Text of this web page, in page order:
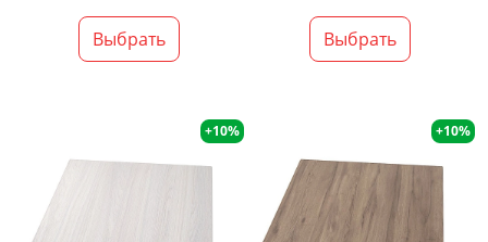
Выбрать Выбрать
+10% +10%